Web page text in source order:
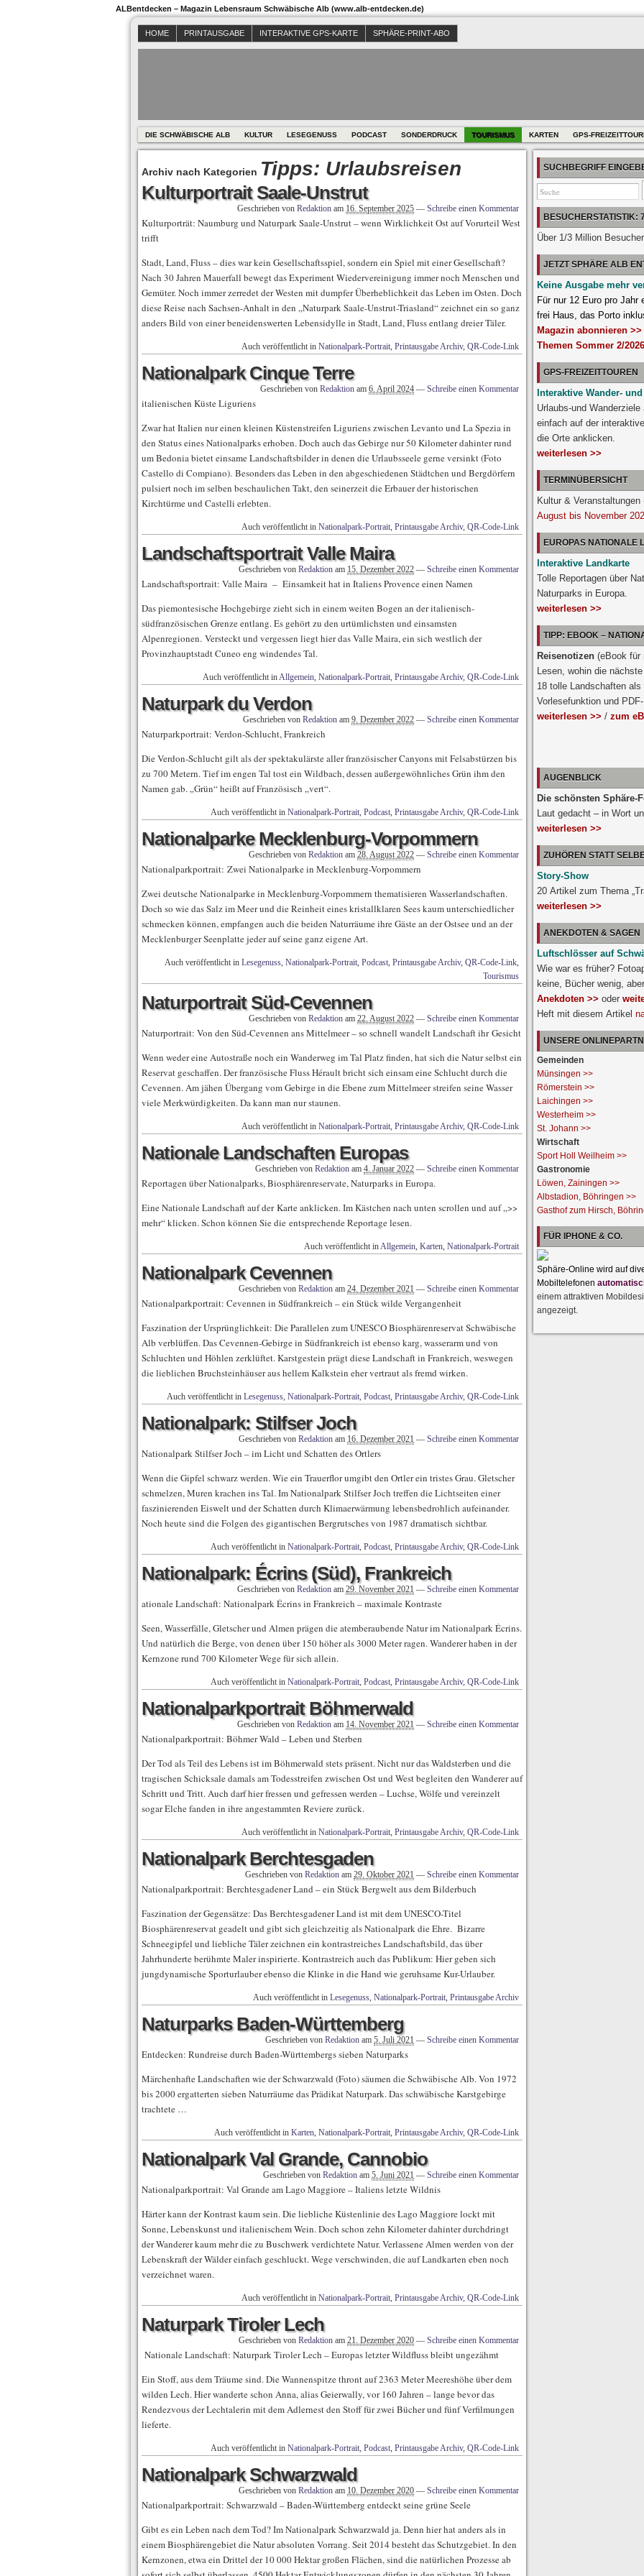
ALBentdecken – Magazin Lebensraum Schwäbische Alb (www.alb-entdecken.de)
HOME PRINTAUSGABE INTERAKTIVE GPS-KARTE SPHÄRE-PRINT-ABO
DIE SCHWÄBISCHE ALB KULTUR LESEGENUSS PODCAST SONDERDRUCK TOURISMUS KARTEN GPS-
Archiv nach Kategorien Tipps: Urlaubsreisen
Kulturportrait Saale-Unstrut
Geschrieben von Redaktion am 16. September 2025 — Schreibe einen Kommentar
Kulturporträt: Naumburg und Naturpark Saale-Unstrut – wenn Wirklichkeit Ost auf Vorurteil West
trifft
Stadt, Land, Fluss – dies war kein Gesellschaftsspiel, sondern ein Spiel mit einer Gesellschaft?
Nach 30 Jahren Mauerfall bewegt das Experiment Wiedervereinigung immer noch Menschen und
Gemüter. Noch immer zerredet der Westen mit dumpfer Überheblichkeit das Leben im Osten. Doch
diese Reise nach Sachsen-Anhalt in den „Naturpark Saale-Unstrut-Triasland“ zeichnet ein so ganz
anders Bild von einer beneidenswerten Lebensidylle in Stadt, Land, Fluss entlang dreier Täler.
Auch veröffentlicht in Nationalpark-Portrait, Printausgabe Archiv, QR-Code-Link
Nationalpark Cinque Terre
Geschrieben von Redaktion am 6. April 2024 — Schreibe einen Kommentar
italienischen Küste Liguriens
Zwar hat Italien nur einen kleinen Küstenstreifen Liguriens zwischen Levanto und La Spezia in
den Status eines Nationalparks erhoben. Doch auch das Gebirge nur 50 Kilometer dahinter rund
um Bedonia bietet einsame Landschaftsbilder in denen die Urlaubsseele gerne versinkt (Foto
Castello di Compiano). Besonders das Leben in den abgeschiedenen Städtchen und Bergdörfern
pulsiert noch im selben beschaulichen Takt, den seinerzeit die Erbauer der historischen
Kirchtürme und Castelli erlebten.
Auch veröffentlicht in Nationalpark-Portrait, Printausgabe Archiv, QR-Code-Link
Landschaftsportrait Valle Maira
Geschrieben von Redaktion am 15. Dezember 2022 — Schreibe einen Kommentar
Landschaftsportrait: Valle Maira – Einsamkeit hat in Italiens Provence einen Namen
Das piemontesische Hochgebirge zieht sich in einem weiten Bogen an der italienisch-
südfranzösischen Grenze entlang. Es gehört zu den urtümlichsten und einsamsten
Alpenregionen. Versteckt und vergessen liegt hier das Valle Maira, ein sich westlich der
Provinzhauptstadt Cuneo eng windendes Tal.
Auch veröffentlicht inAllgemein, Nationalpark-Portrait, Printausgabe Archiv, QR-Code-Link
Naturpark du Verdon
Geschrieben von Redaktion am 9. Dezember 2022 — Schreibe einen Kommentar
Naturparkportrait: Verdon-Schlucht, Frankreich
Die Verdon-Schlucht gilt als der spektakulärste aller französischer Canyons mit Felsabstürzen bis
zu 700 Metern. Tief im engen Tal tost ein Wildbach, dessen außergewöhnliches Grün ihm den
Namen gab. „Grün“ heißt auf Französisch „vert“.
Auch veröffentlicht in Nationalpark-Portrait, Podcast, Printausgabe Archiv, QR-Code-Link
Nationalparke Mecklenburg-Vorpommern
Geschrieben von Redaktion am 28. August 2022 — Schreibe einen Kommentar
Nationalparkportrait: Zwei Nationalparke in Mecklenburg-Vorpommern
Zwei deutsche Nationalparke in Mecklenburg-Vorpommern thematisieren Wasserlandschaften.
Doch so wie das Salz im Meer und die Reinheit eines kristallklaren Sees kaum unterschiedlicher
schmecken können, empfangen auch die beiden Naturräume ihre Gäste an der Ostsee und an der
Mecklenburger Seenplatte jeder auf seine ganz ­eigene Art.
Auch veröffentlicht in Lesegenuss, Nationalpark-Portrait, Podcast, Printausgabe Archiv, QR-Code-Link,
Tourismus
Naturportrait Süd-Cevennen
Geschrieben von Redaktion am 22. August 2022 — Schreibe einen Kommentar
Naturportrait: Von den Süd-Cevennen ans Mittelmeer – so schnell wandelt Landschaft ihr Gesicht
Wenn weder eine Autostraße noch ein Wanderweg im Tal Platz finden, hat sich die Natur selbst ein
Reservat geschaffen. Der französische Fluss Hérault bricht sich einsam eine Schlucht durch die
Cevennen. Am jähen Übergang vom Gebirge in die Ebene zum Mittelmeer streifen seine Wasser
viele Merkwürdigkeiten. Da kann man nur staunen.
Auch veröffentlicht in Nationalpark-Portrait, Printausgabe Archiv, QR-Code-Link
Nationale Landschaften Europas
Geschrieben von Redaktion am 4. Januar 2022 — Schreibe einen Kommentar
Reportagen über Nationalparks, Biosphärenreservate, Naturparks in Europa.
Eine Nationale Landschaft auf der Karte anklicken. Im Kästchen nach unten scrollen und auf „>>
mehr“ klicken. Schon können Sie die entsprechende Reportage lesen.
Auch veröffentlicht inAllgemein, Karten, Nationalpark-Portrait
Nationalpark Cevennen
Geschrieben von Redaktion am 24. Dezember 2021 — Schreibe einen Kommentar
Nationalparkportrait: Cevennen in Südfrankreich – ein Stück wilde Vergangenheit
Faszination der Ursprünglichkeit: Die Parallelen zum UNESCO Biosphärenreservat Schwäbische
Alb verblüffen. Das Cevennen-Gebirge in Südfrankreich ist ebenso karg, wasserarm und von
Schluchten und Höhlen zerklüftet. Karstgestein prägt diese Landschaft in Frankreich, weswegen
die lieblichen Bruchsteinhäuser aus hellem Kalkstein eher vertraut als fremd wirken.
Auch veröffentlicht in Lesegenuss, Nationalpark-Portrait, Podcast, Printausgabe Archiv, QR-Code-Link
Nationalpark: Stilfser Joch
Geschrieben von Redaktion am 16. Dezember 2021 — Schreibe einen Kommentar
Nationalpark Stilfser Joch – im Licht und Schatten des Ortlers
Wenn die Gipfel schwarz werden. Wie ein Trauerflor umgibt den Ortler ein tristes Grau. Gletscher
schmelzen, Muren krachen ins Tal. Im Nationalpark Stilfser Joch treffen die Lichtseiten einer
faszinierenden Eiswelt und der Schatten durch Klimaerwärmung lebensbedrohlich aufeinander.
Noch heute sind die Folgen des gigantischen Bergrutsches von 1987 dramatisch sichtbar.
Auch veröffentlicht in Nationalpark-Portrait, Podcast, Printausgabe Archiv, QR-Code-Link
Nationalpark: Écrins (Süd), Frankreich
Geschrieben von Redaktion am 29. November 2021 — Schreibe einen Kommentar
ationale Landschaft: Nationalpark Écrins in Frankreich – maximale Kontraste
Seen, Wasserfälle, Gletscher und Almen prägen die atemberaubende Natur im Nationalpark Écrins.
Und natürlich die Berge, von denen über 150 höher als 3000 Meter ragen. Wanderer haben in der
Kernzone rund 700 Kilometer Wege für sich allein.
Auch veröffentlicht in Nationalpark-Portrait, Podcast, Printausgabe Archiv, QR-Code-Link
Nationalparkportrait Böhmerwald
Geschrieben von Redaktion am 14. November 2021 — Schreibe einen Kommentar
Nationalparkportrait: Böhmer Wald – Leben und Sterben
Der Tod als Teil des Lebens ist im Böhmerwald stets präsent. Nicht nur das Waldsterben und die
tragischen Schicksale damals am Todesstreifen zwischen Ost und West begleiten den Wanderer auf
Schritt und Tritt. Auch darf hier fressen und gefressen werden – Luchse, Wölfe und vereinzelt
sogar Elche fanden in ihre angestammten Reviere zurück.
Auch veröffentlicht in Nationalpark-Portrait, Printausgabe Archiv, QR-Code-Link
Nationalpark Berchtesgaden
Geschrieben von Redaktion am 29. Oktober 2021 — Schreibe einen Kommentar
Nationalparkportrait: Berchtesgadener Land – ein Stück Bergwelt aus dem Bilderbuch
Faszination der Gegensätze: Das Berchtesgadener Land ist mit dem UNESCO-Titel
Biosphärenreservat geadelt und gibt sich gleichzeitig als Nationalpark die Ehre. Bizarre
Schneegipfel und liebliche Täler zeichnen ein kontrastreiches Landschaftsbild, das über
Jahrhunderte berühmte Maler inspirierte. Kontrastreich auch das Publikum: Hier geben sich
jungdynamische Sporturlauber ebenso die Klinke in die Hand wie geruhsame Kur-Urlauber.
Auch veröffentlicht in Lesegenuss, Nationalpark-Portrait, Printausgabe Archiv
Naturparks Baden-Württemberg
Geschrieben von Redaktion am 5. Juli 2021 — Schreibe einen Kommentar
Entdecken: Rundreise durch Baden-Württembergs sieben Naturparks
Märchenhafte Landschaften wie der Schwarzwald (Foto) säumen die Schwäbische Alb. Von 1972
bis 2000 ergatterten sieben Naturräume das Prädikat Naturpark. Das schwäbische Karstgebirge
trachtete …
Auch veröffentlicht in Karten, Nationalpark-Portrait, Printausgabe Archiv, QR-Code-Link
Nationalpark Val Grande, Cannobio
Geschrieben von Redaktion am 5. Juni 2021 — Schreibe einen Kommentar
Nationalparkportrait: Val Grande am Lago Maggiore – Italiens letzte Wildnis
Härter kann der Kontrast kaum sein. Die liebliche Küstenlinie des Lago Maggiore lockt mit
Sonne, Lebenskunst und italienischem Wein. Doch schon zehn Kilometer dahinter durchdringt
der Wanderer kaum mehr die zu Buschwerk verdichtete Natur. Verlassene Almen werden von der
Lebenskraft der Wälder einfach geschluckt. Wege verschwinden, die auf Landkarten eben noch
verzeichnet waren.
Auch veröffentlicht in Nationalpark-Portrait, Printausgabe Archiv, QR-Code-Link
Naturpark Tiroler Lech
Geschrieben von Redaktion am 21. Dezember 2020 — Schreibe einen Kommentar
Nationale Landschaft: Naturpark Tiroler Lech – Europas letzter Wildfluss bleibt ungezähmt
Ein Stoff, aus dem Träume sind. Die Wannenspitze thront auf 2363 Meter Meereshöhe über dem
wilden Lech. Hier wanderte schon Anna, alias Geierwally, vor 160 Jahren – lange bevor das
Rendezvous der Lechtalerin mit dem Adlernest den Stoff für zwei Bücher und fünf Verfilmungen
lieferte.
Auch veröffentlicht in Nationalpark-Portrait, Podcast, Printausgabe Archiv, QR-Code-Link
Nationalpark Schwarzwald
Geschrieben von Redaktion am 10. Dezember 2020 — Schreibe einen Kommentar
Nationalparkportrait: Schwarzwald – Baden-Württemberg entdeckt seine grüne Seele
Gibt es ein Leben nach dem Tod? Im Nationalpark Schwarzwald ja. Denn hier hat anders als in
einem Biosphärengebiet die Natur absoluten Vorrang. Seit 2014 besteht das Schutzgebiet. In den
Kernzonen, etwa ein Drittel der 10 000 Hektar großen Flächen, sind die natürlichen Prozesse ab
SUCHBEGRIFF
BESUCHERSTATISTIK:
Über 1/3 Million
JETZT SPHÄRE ALB
Keine Ausgabe mehr
Für nur 12 Euro pro
frei Haus, das Porto
Magazin abonnieren >>
Themen Sommer 2/
GPS-FREIZEITTOUREN
Interaktive Wander-
Urlaubs-und
einfach auf der
die Orte anklicken.
weiterlesen >>
TERMINÜBERSICHT
Kultur &
August bis November
EUROPAS NATIONALE
Interaktive Landkarte
Tolle Reportagen über
Naturparks in Europa.
weiterlesen >>
TIPP: EBOOK –
Reisenotizen (eBook für
Lesen, wohin die
18 tolle Landschaften
Vorlesefunktion und
weiterlesen >> / zum
AUGENBLICK
Die schönsten Sphäre-
Laut gedacht – in Wort
weiterlesen >>
ZUHÖREN STATT
Story-Show
20 Artikel zum Thema
weiterlesen >>
ANEKDOTEN & SAGEN
Luftschlösser auf
Wie war es früher?
keine, Bücher wenig,
Anekdoten >> oder
Heft mit diesem Artikel
UNSERE
Gemeinden
Münsingen >>
Römerstein >>
Laichingen >>
Westerheim >>
St. Johann >>
Wirtschaft
Sport Holl Weilheim >>
Gastronomie
Löwen, Zainingen >>
Albstadion, Böhringen >>
Gasthof zum Hirsch,
FÜR IPHONE & CO.
Sphäre-Online wird auf
Mobiltelefonen
einem attraktiven
angezeigt.